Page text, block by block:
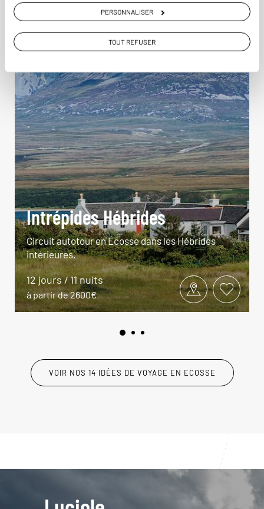
PERSONNALISER
TOUT REFUSER
Intrépides Hébrides
Circuit autotour en Écosse dans les Hébrides
intérieures.
12 jours / 11 nuits
à partir de 2600€
VOIR NOS 14 IDÉES DE VOYAGE EN ECOSSE